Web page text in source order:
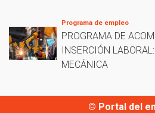
Programa de empleo
PROGRAMA DE
INSERCIÓN
MECÁNICA
© Portal del